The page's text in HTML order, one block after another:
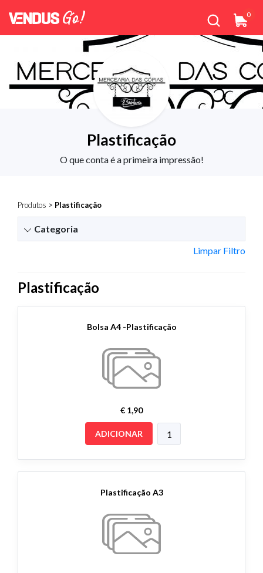
0
Plastificação
O que conta é a primeira impressão!
Produtos > Plastificação
Categoria
Limpar Filtro
Plastificação
Bolsa A4 -Plastificação
€ 1,90
ADICIONAR
Plastificação A3